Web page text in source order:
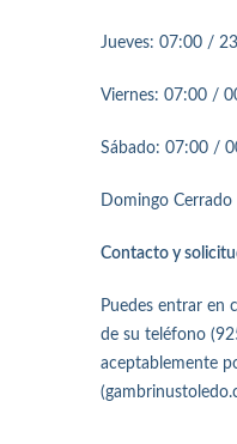
Jueves: 07:00 /
Viernes: 07:00 /
Sábado: 07:00 /
Domingo Cerrado
Contacto y
Puedes entrar en
de su teléfono
aceptablemente